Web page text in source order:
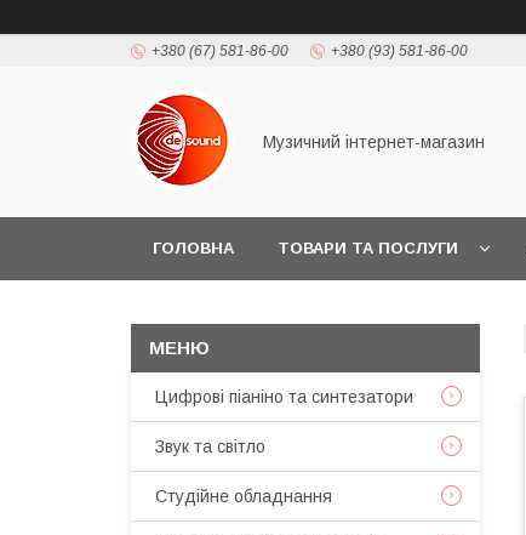
+380 (67) 581-86-00 +380 (93) 581-86-00
Музичний інтернет-магазин
ГОЛОВНА ТОВАРИ ТА ПОСЛУГИ
Цифрові піаніно та синтезатори
Звук та світло
Студійне обладнання